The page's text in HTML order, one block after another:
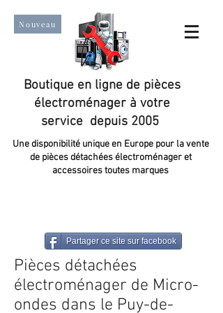
Nouveau
Boutique en ligne de pièces
électroménager à votre
service depuis 2005
Une disponibilité unique en Europe pour la vente
de pièces détachées électroménager et
accessoires toutes marques
Partager ce site sur facebook
Pièces détachées
électroménager de Micro-
ondes dans le Puy-de-